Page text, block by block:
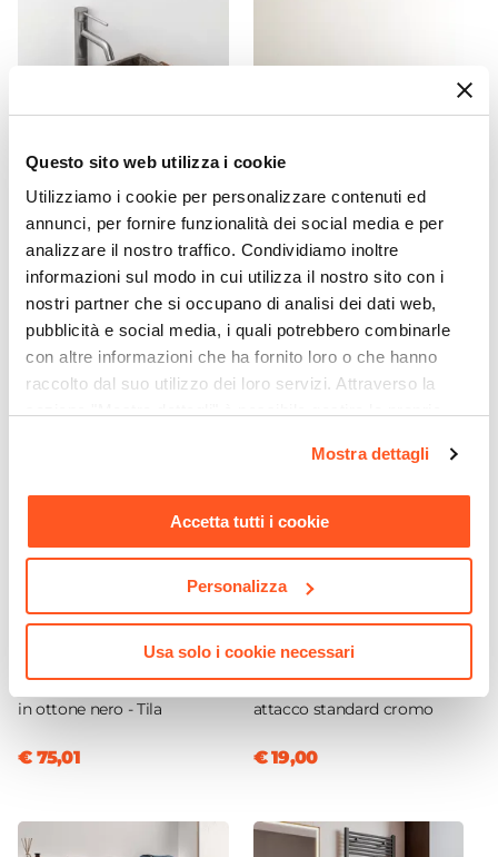
Questo sito web utilizza i cookie
Utilizziamo i cookie per personalizzare contenuti ed
annunci, per fornire funzionalità dei social media e per
analizzare il nostro traffico. Condividiamo inoltre
informazioni sul modo in cui utilizza il nostro sito con i
nostri partner che si occupano di analisi dei dati web,
pubblicità e social media, i quali potrebbero combinarle
con altre informazioni che ha fornito loro o che hanno
raccolto dal suo utilizzo dei loro servizi. Attraverso la
momento. Per maggiori informazioni si invita a leggere la
Mostra dettagli
Accetta tutti i cookie
Personalizza
Usa solo i cookie necessari
Colore
Legno naturale
Idrorepellente
Caratteristiche Lavabo
Lavabo
Non incluso
Tipologia Lavabo
Appoggio
Rubinetteria
Non inclusa
Kit Scarico
CODICE:LAP-31GC
Lavabo da appoggio 50x40
cm in marmo bocciardato
grigio chiaro - Artizan
€ 168,01
CODICE:TLA-MBN
Miscelatore bidet senza
scarico 14h cm nero - Tila
€ 47,99
TLA-ML2N
in ottone nero - Tila
€ 75,01
CODICE:SIFBC
attacco standard cromo
€ 19,00